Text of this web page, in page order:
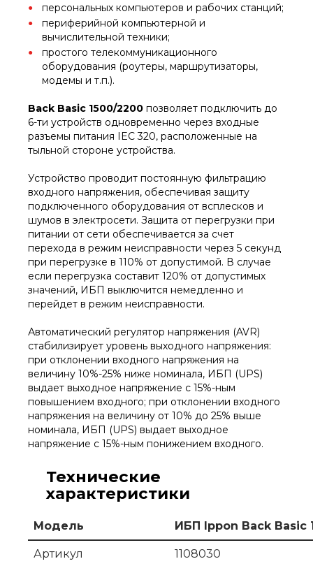
персональных компьютеров и рабочих станций;
периферийной компьютерной и
вычислительной техники;
простого телекоммуникационного
оборудования (роутеры, маршрутизаторы,
модемы и т.п.).
Back Basic 1500/2200 позволяет подключить до
6-ти устройств одновременно через входные
разъемы питания IEC 320, расположенные на
тыльной стороне устройства.
Устройство проводит постоянную фильтрацию
входного напряжения, обеспечивая защиту
подключенного оборудования от всплесков и
шумов в электросети. Защита от перегрузки при
питании от сети обеспечивается за счет
перехода в режим неисправности через 5 секунд
при перегрузке в 110% от допустимой. В случае
если перегрузка cоставит 120% от допустимых
значений, ИБП выключится немедленно и
перейдет в режим неисправности.
Автоматический регулятор напряжения (AVR)
стабилизирует уровень выходного напряжения:
при отклонении входного напряжения на
величину 10%-25% ниже номинала, ИБП (UPS)
выдает выходное напряжение с 15%-ным
повышением входного; при отклонении входного
напряжения на величину от 10% до 25% выше
номинала, ИБП (UPS) выдает выходное
напряжение с 15%-ным понижением входного.
Технические
характеристики
Модель ИБП Ippon Back Basic
Артикул
1108030